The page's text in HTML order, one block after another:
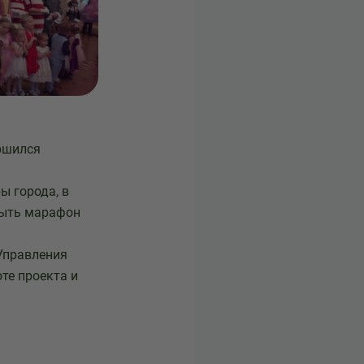
города, в
марафон
проекта и